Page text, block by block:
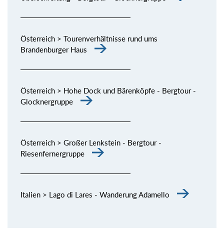
Österreich > Tourenverhältnisse rund ums
Brandenburger Haus
Österreich > Hohe Dock und Bärenköpfe - Bergtour -
Glocknergruppe
Österreich > Großer Lenkstein - Bergtour -
Riesenfernergruppe
Italien > Lago di Lares - Wanderung Adamello